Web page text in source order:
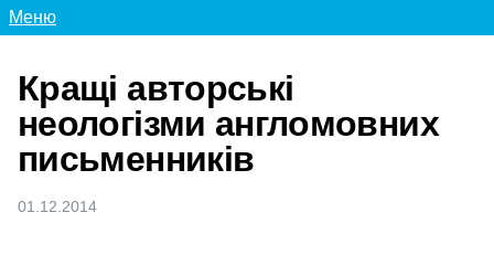
Меню
Кращі авторські
неологізми англомовних
письменників
01.12.2014